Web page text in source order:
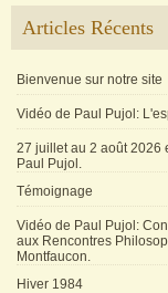
Articles Récents
Bienvenue sur notre site
Vidéo de Paul Pujol:
27 juillet au 2 août 2026
Paul Pujol.
Témoignage
Vidéo de Paul Pujol:
aux Rencontres
Montfaucon.
Hiver 1984